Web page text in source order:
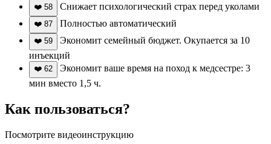
❤️ 58 Снижает психологический страх перед уколами
❤️ 87 Полностью автоматический
❤️ 59
Экономит семейный бюджет. Окупается за 10
инъекций
❤️ 62
Экономит ваше время на поход к медсестре: 3
мин вместо 1,5 ч.
Как пользоваться?
Посмотрите видеоинструкцию